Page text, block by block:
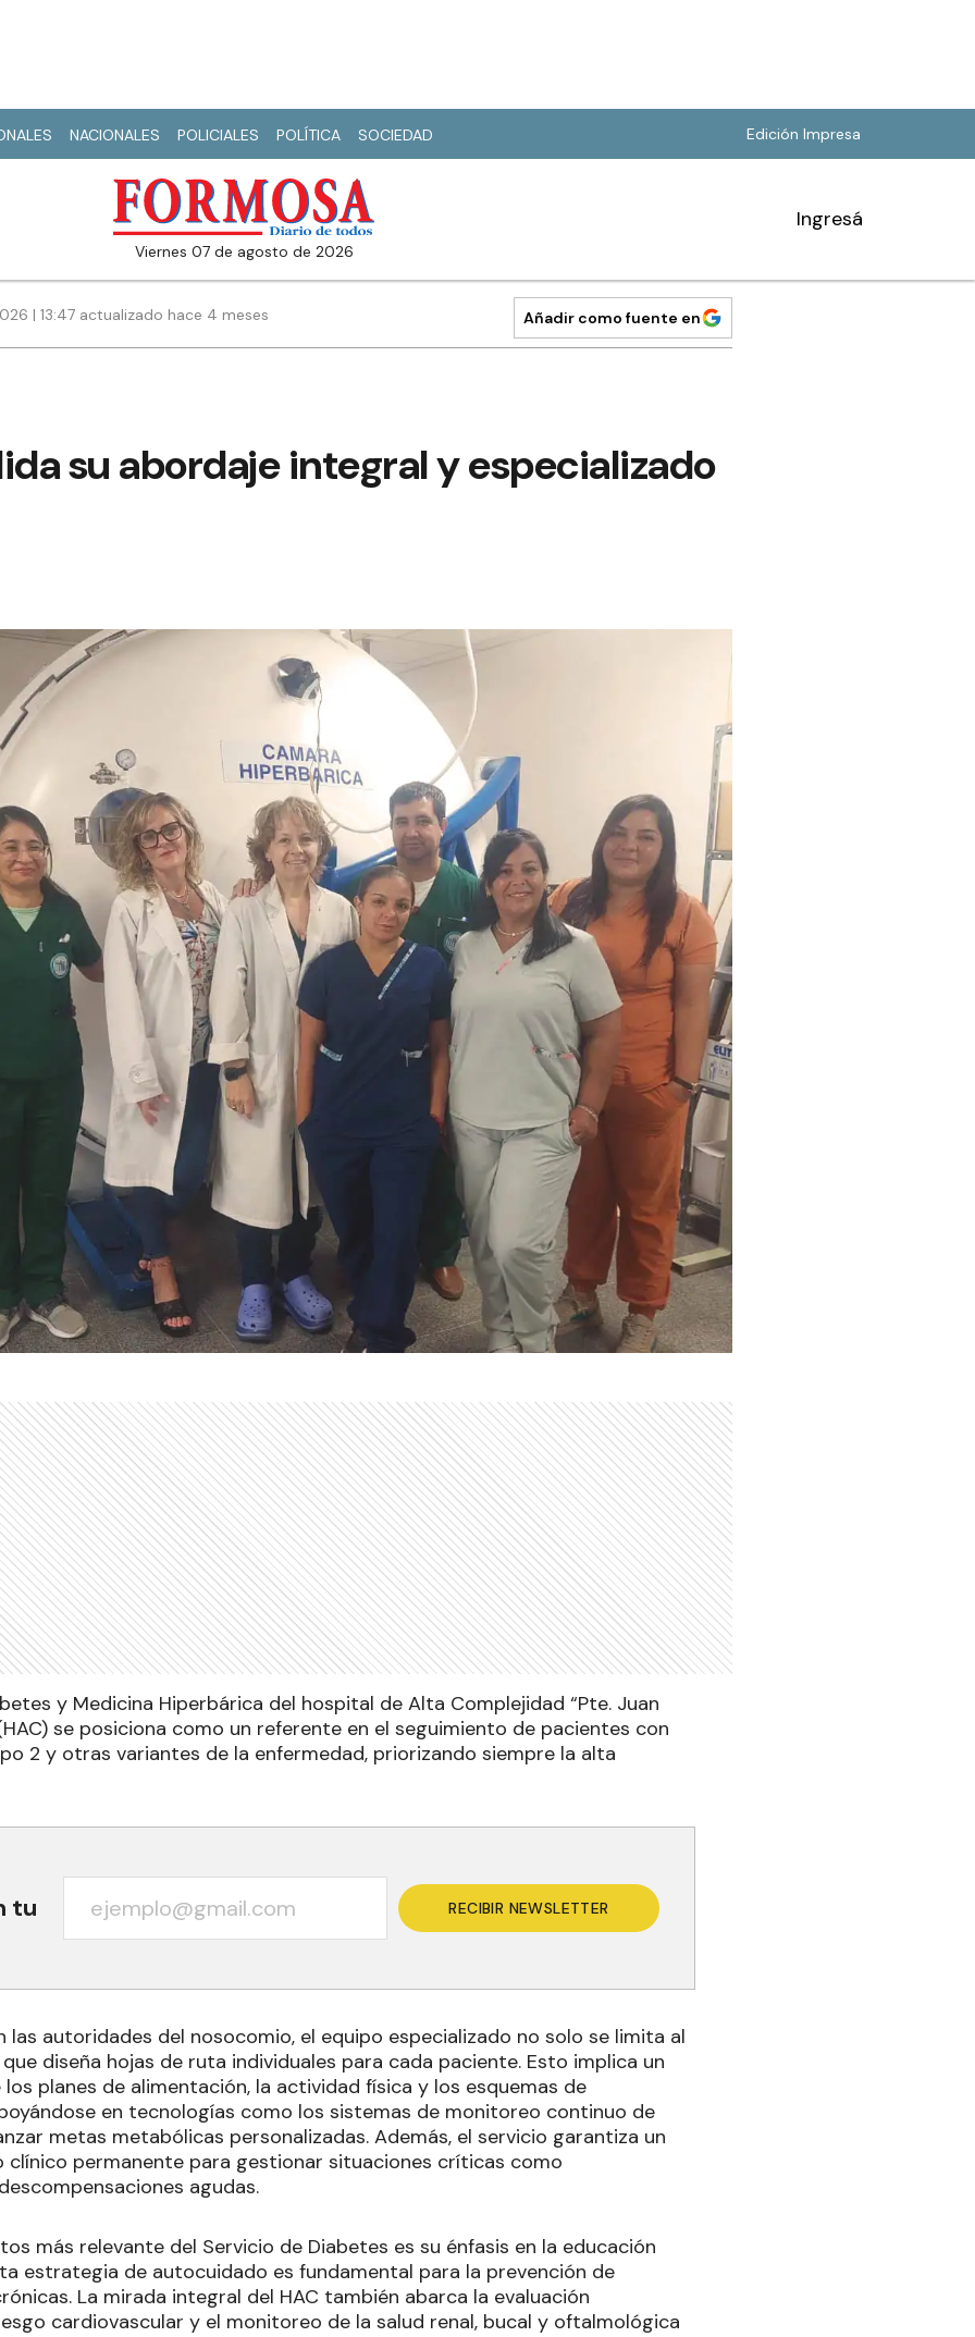
NACIONALES POLICIALES POLÍTICA SOCIEDAD Edición Impresa
viernes 07 de agosto de 2026
Ingresá
| 13:47 actualizado hace 4 meses Añadir como fuente en
su abordaje integral y especializado
y Medicina Hiperbárica del hospital de Alta Complejidad “Pte. Juan
se posiciona como un referente en el seguimiento de pacientes con
2 y otras variantes de la enfermedad, priorizando siempre la alta
tu RECIBIR NEWSLETTER
las autoridades del nosocomio, el equipo especializado no solo se limita al
diseña hojas de ruta individuales para cada paciente. Esto implica un
planes de alimentación, la actividad física y los esquemas de
en tecnologías como los sistemas de monitoreo continuo de
metas metabólicas personalizadas. Además, el servicio garantiza un
clínico permanente para gestionar situaciones críticas como
agudas.
más relevante del Servicio de Diabetes es su énfasis en la educación
estrategia de autocuidado es fundamental para la prevención de
La mirada integral del HAC también abarca la evaluación
cardiovascular y el monitoreo de la salud renal, bucal y oftalmológica